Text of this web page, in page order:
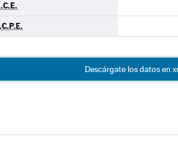
Descárgate los datos en